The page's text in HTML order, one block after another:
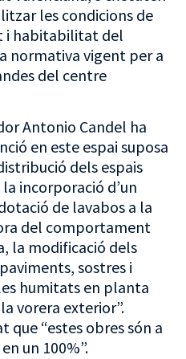
les condicions de
i habitabilitat del
normativa vigent per a
del centre
Antonio Candel ha
en este espai suposa
dels espais
la incorporació d’un
de lavabos a la
del comportament
la modificació dels
sostres i
humitats en planta
vorera exterior”.
que “estes obres són a
un 100%”.